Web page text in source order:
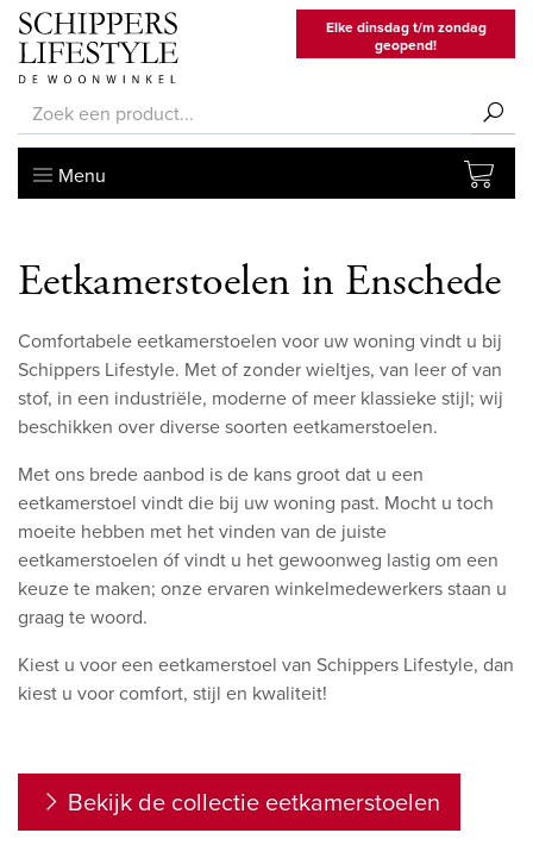
Elke dinsdag t/m zondag
geopend!
Menu
Eetkamerstoelen in Enschede
Comfortabele eetkamerstoelen voor uw woning vindt u bij
Schippers Lifestyle. Met of zonder wieltjes, van leer of van
stof, in een industriële, moderne of meer klassieke stijl; wij
beschikken over diverse soorten eetkamerstoelen.
Met ons brede aanbod is de kans groot dat u een
eetkamerstoel vindt die bij uw woning past. Mocht u toch
moeite hebben met het vinden van de juiste
eetkamerstoelen óf vindt u het gewoonweg lastig om een
keuze te maken; onze ervaren winkelmedewerkers staan u
graag te woord.
Kiest u voor een eetkamerstoel van Schippers Lifestyle, dan
kiest u voor comfort, stijl en kwaliteit!
Bekijk de collectie eetkamerstoelen